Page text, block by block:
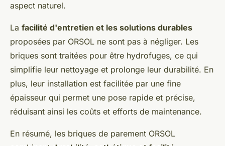
aspect naturel.
La facilité d'entretien et les solutions durables
proposées par ORSOL ne sont pas à négliger. Les
briques sont traitées pour être hydrofuges, ce qui
simplifie leur nettoyage et prolonge leur durabilité. En
plus, leur installation est facilitée par une fine
épaisseur qui permet une pose rapide et précise,
réduisant ainsi les coûts et efforts de maintenance.
En résumé, les briques de parement ORSOL